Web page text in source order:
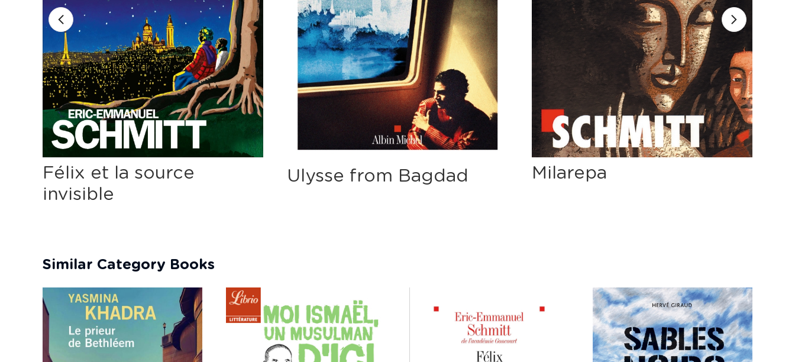
Félix et la source
invisible
Ulysse from Bagdad Milarepa
Similar Category Books